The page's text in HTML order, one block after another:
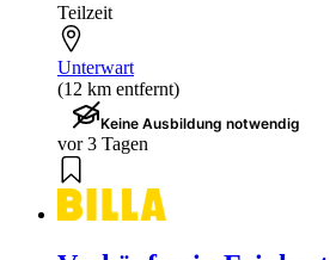
Teilzeit
Unterwart
(12 km entfernt)
Keine Ausbildung notwendig
vor 3 Tagen